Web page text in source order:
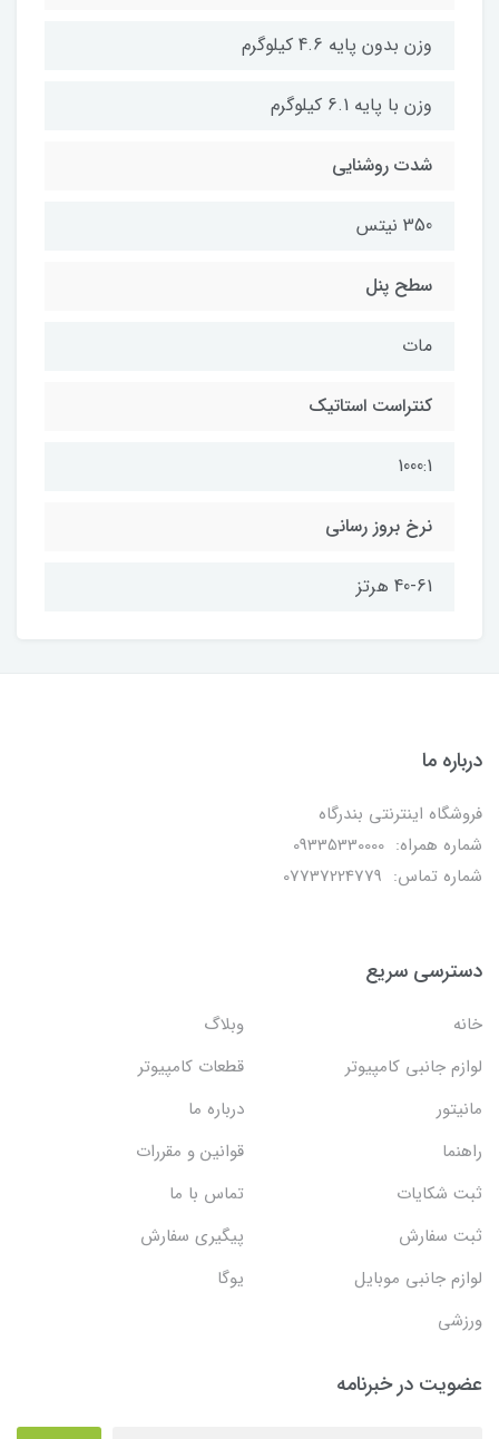
وزن بدون پایه 4.6 کیلوگرم
وزن با پایه 6.1 کیلوگرم
شدت روشنایی
350 نیتس
سطح پنل
مات
کنتراست استاتیک
1000:1
نرخ بروز رسانی
40-61 هرتز
درباره ما
فروشگاه اینترنتی بندرگاه
شماره همراه: 09335330000
شماره تماس: 07737224779
دسترسی سریع
خانه
وبلاگ
لوازم جانبی کامپیوتر
قطعات کامپیوتر
مانیتور
درباره ما
راهنما
قوانین و مقررات
ثبت شکایات
تماس با ما
ثبت سفارش
پیگیری سفارش
لوازم جانبی موبایل
یوگا
ورزشی
عضویت در خبرنامه